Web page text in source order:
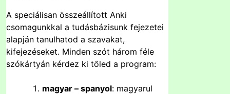
A speciálisan összeállított Anki
csomagunkkal a tudásbázisunk fejezetei
alapján tanulhatod a szavakat,
kifejezéseket. Minden szót három féle
szókártyán kérdez ki tőled a program:
magyar – spanyol: magyarul